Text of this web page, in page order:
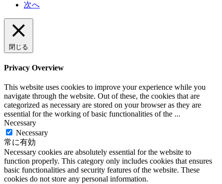
次へ
閉じる
Privacy Overview
This website uses cookies to improve your experience while you
navigate through the website. Out of these, the cookies that are
categorized as necessary are stored on your browser as they are
essential for the working of basic functionalities of the ...
Necessary
Necessary
常に有効
Necessary cookies are absolutely essential for the website to
function properly. This category only includes cookies that ensures
basic functionalities and security features of the website. These
cookies do not store any personal information.